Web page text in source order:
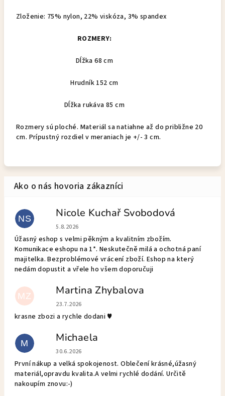
Zloženie: 75% nylon, 22% viskóza, 3% spandex
ROZMERY:
Dĺžka 68 cm
Hrudník 152 cm
Dĺžka rukáva 85 cm
Rozmery sú ploché. Materiál sa natiahne až do približne 20
cm. Prípustný rozdiel v meraniach je +/- 3 cm.
NS Nicole Kuchař Svobodová
Hodnotenie obchodu je 5 z 5 hviezdičiek.
5.8.2026
Úžasný eshop s velmi pěkným a kvalitním zbožím.
Komunikace eshopu na 1*. Neskutečně milá a ochotná paní
majitelka. Bezproblémové vrácení zboží. Eshop na který
nedám dopustit a vřele ho všem doporučuji
MZ Martina Zhybalova
Hodnotenie obchodu je 5 z 5 hviezdičiek.
23.7.2026
krasne zbozi a rychle dodani ♥️
M Michaela
Hodnotenie obchodu je 5 z 5 hviezdičiek.
30.6.2026
První nákup a velká spokojenost. Oblečení krásné,úžasný
materiál,opravdu kvalita.A velmi rychlé dodání. Určitě
nakoupím znovu:-)